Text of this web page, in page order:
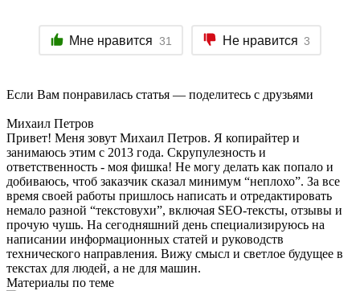
Мне нравится 31 Не нравится 3
Если Вам понравилась статья — поделитесь с друзьями
Михаил Петров
Привет! Меня зовут Михаил Петров. Я копирайтер и
занимаюсь этим с 2013 года. Скрупулезность и
ответственность - моя фишка! Не могу делать как попало и
добиваюсь, чтоб заказчик сказал минимум “неплохо”. За все
время своей работы пришлось написать и отредактировать
немало разной “текстовухи”, включая SEO-тексты, отзывы и
прочую чушь. На сегодняшний день специализируюсь на
написании информационных статей и руководств
технического направления. Вижу смысл и светлое будущее в
текстах для людей, а не для машин.
Материалы по теме